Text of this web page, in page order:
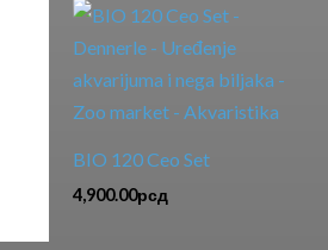
BIO 120 Ceo Set
4,900.00рсд